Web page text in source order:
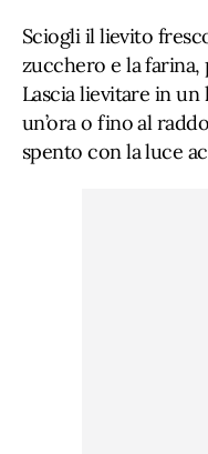
Sciogli il lievito
zucchero e la farina,
Lascia lievitare in un
un’ora o fino al
spento con la luce